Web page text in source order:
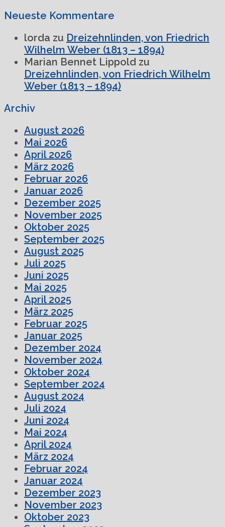
Neueste Kommentare
lorda zu Dreizehnlinden, von Friedrich
Wilhelm Weber (1813 – 1894)
Marian Bennet Lippold zu
Dreizehnlinden, von Friedrich Wilhelm
Weber (1813 – 1894)
Archiv
August 2026
Mai 2026
April 2026
März 2026
Februar 2026
Januar 2026
Dezember 2025
November 2025
Oktober 2025
September 2025
August 2025
Juli 2025
Juni 2025
Mai 2025
April 2025
März 2025
Februar 2025
Januar 2025
Dezember 2024
November 2024
Oktober 2024
September 2024
August 2024
Juli 2024
Juni 2024
Mai 2024
April 2024
März 2024
Februar 2024
Januar 2024
Dezember 2023
November 2023
Oktober 2023